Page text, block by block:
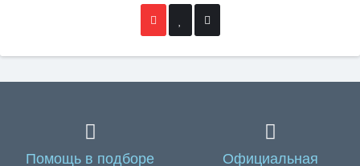
Помощь в подборе
Официальная